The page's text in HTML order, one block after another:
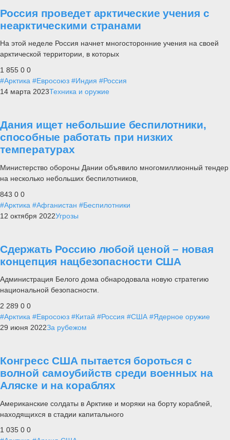
Россия проведет арктические учения с
неарктическими странами
На этой неделе Россия начнет многосторонние учения на своей
арктической территории, в которых
1 855 0 0
#Арктика #Евросоюз #Индия #Россия
14 марта 2023Техника и оружие
Дания ищет небольшие беспилотники,
способные работать при низких
температурах
Министерство обороны Дании объявило многомиллионный тендер
на несколько небольших беспилотников,
843 0 0
#Арктика #Афганистан #Беспилотники
12 октября 2022Угрозы
Сдержать Россию любой ценой – новая
концепция нацбезопасности США
Администрация Белого дома обнародовала новую стратегию
национальной безопасности.
2 289 0 0
#Арктика #Евросоюз #Китай #Россия #США #Ядерное оружие
29 июня 2022За рубежом
Конгресс США пытается бороться с
волной самоубийств среди военных на
Аляске и на кораблях
Американские солдаты в Арктике и моряки на борту кораблей,
находящихся в стадии капитального
1 035 0 0